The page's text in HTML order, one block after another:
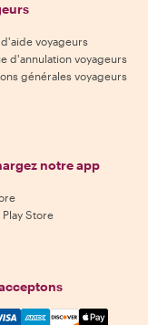
voyageurs
d'annulation voyageurs
générales voyageurs
notre app
Store
Visa, Amex,